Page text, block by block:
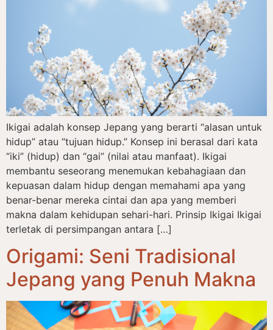
Ikigai adalah konsep Jepang yang berarti “alasan untuk
hidup” atau “tujuan hidup.” Konsep ini berasal dari kata
“iki” (hidup) dan “gai” (nilai atau manfaat). Ikigai
membantu seseorang menemukan kebahagiaan dan
kepuasan dalam hidup dengan memahami apa yang
benar-benar mereka cintai dan apa yang memberi
makna dalam kehidupan sehari-hari. Prinsip Ikigai Ikigai
terletak di persimpangan antara […]
Origami: Seni Tradisional
Jepang yang Penuh Makna